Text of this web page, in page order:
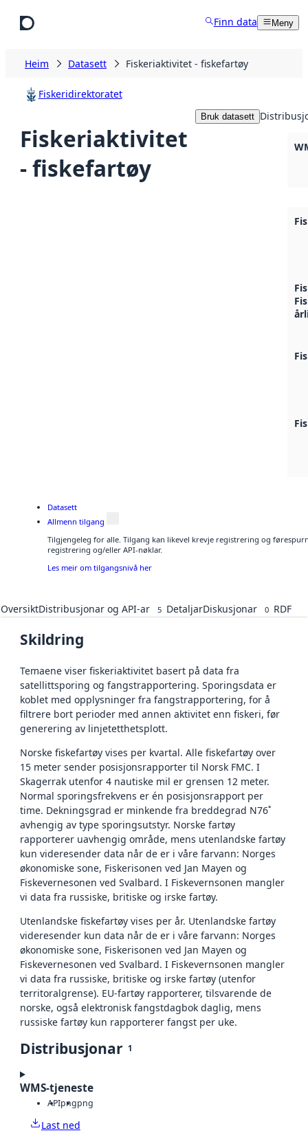
Finn data Meny
Heim Datasett Fiskeriaktivitet - fiskefartøy
Fiskeridirektoratet
Fiskeriaktivitet
- fiskefartøy
Bruk datasett
Datasett
Allmenn tilgang
Tilgjengeleg for alle. Tilgang kan likevel krevje registrering og
registrering og/eller API-nøklar.
Les meir om tilgangsnivå her
OversiktDistribusjonar og API-ar 5 DetaljarDiskusjonar 0 RDF
Skildring
Temaene viser fiskeriaktivitet basert på data fra
satellittsporing og fangstrapportering. Sporingsdata er
koblet med opplysninger fra fangstrapportering, for å
filtrere bort perioder med annen aktivitet enn fiskeri, før
generering av linjetetthetsplott.
Norske fiskefartøy vises per kvartal. Alle fiskefartøy over
15 meter sender posisjonsrapporter til Norsk FMC. I
Skagerrak utenfor 4 nautiske mil er grensen 12 meter.
Normal sporingsfrekvens er én posisjonsrapport per
time. Dekningsgrad er minkende fra breddegrad N76˚
avhengig av type sporingsutstyr. Norske fartøy
rapporterer uavhengig område, mens utenlandske fartøy
kun videresender data når de er i våre farvann: Norges
økonomiske sone, Fiskerisonen ved Jan Mayen og
Fiskevernesonen ved Svalbard. I Fiskevernsonen mangler
vi data fra russiske, britiske og irske fartøy.
Utenlandske fiskefartøy vises per år. Utenlandske fartøy
videresender kun data når de er i våre farvann: Norges
økonomiske sone, Fiskerisonen ved Jan Mayen og
Fiskevernesonen ved Svalbard. I Fiskevernsonen mangler
vi data fra russiske, britiske og irske fartøy (utenfor
territoralgrense). EU-fartøy rapporterer, tilsvarende de
norske, også elektronisk fangstdagbok daglig, mens
russiske fartøy kun rapporterer fangst per uke.
Distribusjonar 1
WMS-tjeneste
APIpngpng
Last ned